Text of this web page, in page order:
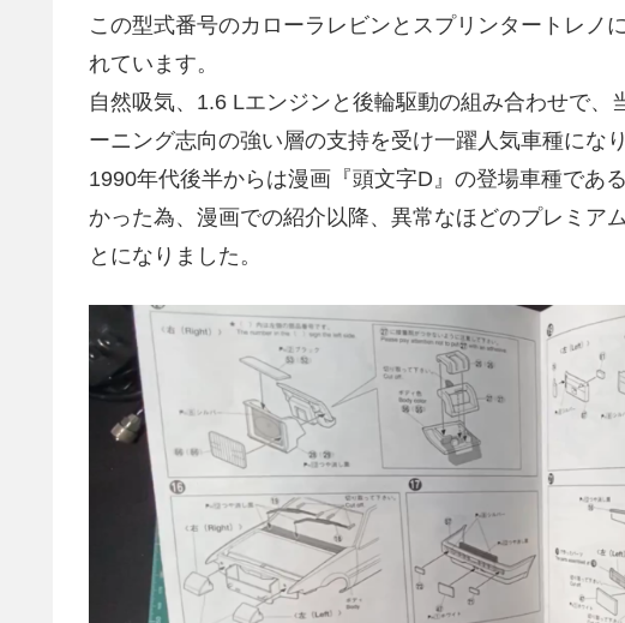
この型式番号のカローラレビンとスプリンタートレノ
れています。
自然吸気、1.6 Lエンジンと後輪駆動の組み合わせで、
ーニング志向の強い層の支持を受け一躍人気車種になり
1990年代後半からは漫画『頭文字D』の登場車種であ
かった為、漫画での紹介以降、異常なほどのプレミア
とになりました。